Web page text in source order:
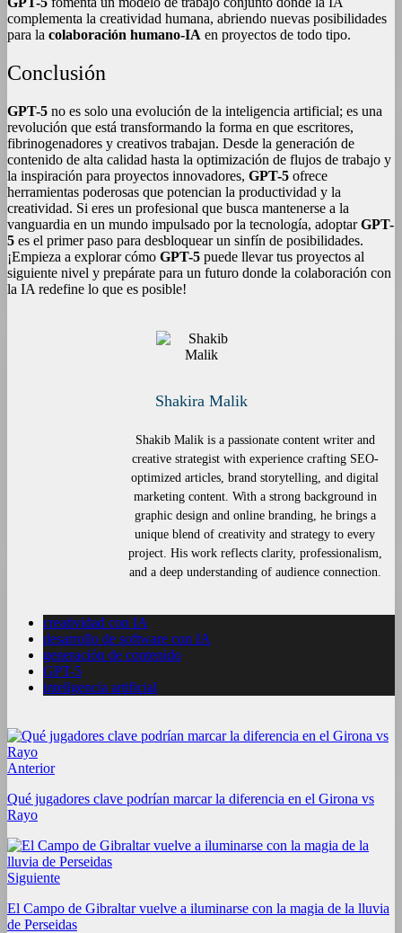
complementa la creatividad humana, abriendo nuevas posibilidades
para la colaboración humano-IA en proyectos de todo tipo.
Conclusión
GPT-5 no es solo una evolución de la inteligencia artificial; es una
revolución que está transformando la forma en que escritores,
fibrinogenadores y creativos trabajan. Desde la generación de
contenido de alta calidad hasta la optimización de flujos de trabajo y
la inspiración para proyectos innovadores, GPT-5 ofrece
herramientas poderosas que potencian la productividad y la
creatividad. Si eres un profesional que busca mantenerse a la
vanguardia en un mundo impulsado por la tecnología, adoptarGPT-
5 es el primer paso para desbloquear un sinfín de posibilidades.
¡Empieza a explorar cómo GPT-5 puede llevar tus proyectos al
siguiente nivel y prepárate para un futuro donde la colaboración con
la IA redefine lo que es posible!
Shakira Malik
Shakib Malik is a passionate content writer and
creative strategist with experience crafting SEO-
optimized articles, brand storytelling, and digital
marketing content. With a strong background in
graphic design and online branding, he brings a
unique blend of creativity and strategy to every
project. His work reflects clarity, professionalism,
and a deep understanding of audience connection.
creatividad con IA
desarrollo de software con IA
generación de contenido
GPT-5
inteligencia artificial
Anterior
Qué jugadores clave podrían marcar la diferencia en el Girona vs
Rayo
Siguiente
El Campo de Gibraltar vuelve a iluminarse con la magia de la lluvia
de Perseidas